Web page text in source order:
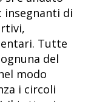
insegnanti di
Tutte
del
modo
i circoli